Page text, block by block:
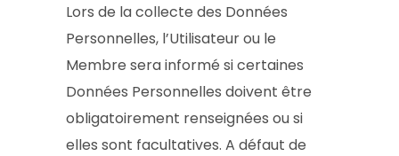
Lors de la collecte des Données
Personnelles, l’Utilisateur ou le
Membre sera informé si certaines
Données Personnelles doivent être
obligatoirement renseignées ou si
elles sont facultatives. A défaut de